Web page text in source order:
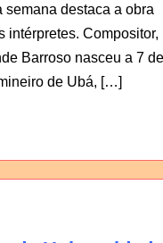
semana destaca a obra
intérpretes. Compositor,
Barroso nasceu a 7 de
de Ubá, […]